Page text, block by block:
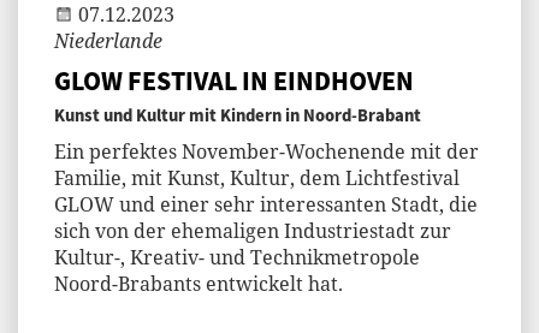
07.12.2023
Niederlande
GLOW FESTIVAL IN EINDHOVEN
Kunst und Kultur mit Kindern in Noord-Brabant
Ein perfektes November-Wochenende mit der
Familie, mit Kunst, Kultur, dem Lichtfestival
GLOW und einer sehr interessanten Stadt, die
sich von der ehemaligen Industriestadt zur
Kultur-, Kreativ- und Technikmetropole
Noord-Brabants entwickelt hat.